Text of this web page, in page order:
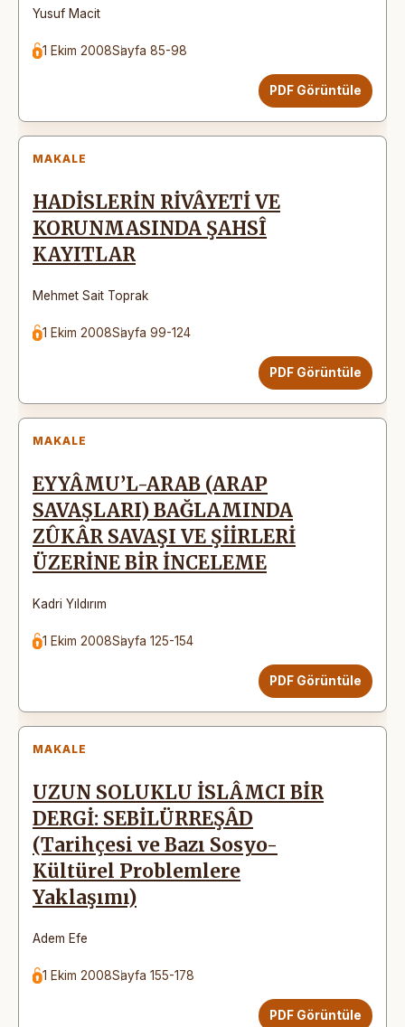
Yusuf Macit
1 Ekim 2008Sayfa 85-98
PDF Görüntüle
MAKALE
HADİSLERİN RİVÂYETİ VE
KORUNMASINDA ŞAHSÎ
KAYITLAR
Mehmet Sait Toprak
1 Ekim 2008Sayfa 99-124
PDF Görüntüle
MAKALE
EYYÂMU’L-ARAB (ARAP
SAVAŞLARI) BAĞLAMINDA
ZÛKÂR SAVAŞI VE ŞİİRLERİ
ÜZERİNE BİR İNCELEME
Kadri Yıldırım
1 Ekim 2008Sayfa 125-154
PDF Görüntüle
MAKALE
UZUN SOLUKLU İSLÂMCI BİR
DERGİ: SEBİLÜRREŞÂD
(Tarihçesi ve Bazı Sosyo-
Kültürel Problemlere
Yaklaşımı)
Adem Efe
1 Ekim 2008Sayfa 155-178
PDF Görüntüle